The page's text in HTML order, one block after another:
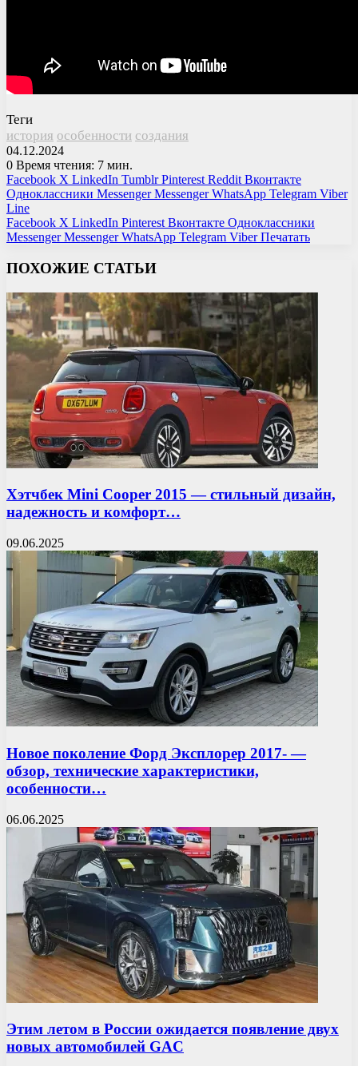
Теги
история особенности создания
04.12.2024
0 Время чтения: 7 мин.
Facebook X LinkedIn Tumblr Pinterest Reddit Вконтакте
Одноклассники Messenger Messenger WhatsApp Telegram Viber
Line
Facebook X LinkedIn Pinterest Вконтакте Одноклассники
Messenger Messenger WhatsApp Telegram Viber Печатать
ПОХОЖИЕ СТАТЬИ
Хэтчбек Mini Cooper 2015 — стильный дизайн,
надежность и комфорт…
09.06.2025
Новое поколение Форд Эксплорер 2017- —
обзор, технические характеристики,
особенности…
06.06.2025
Этим летом в России ожидается появление двух
новых автомобилей GAC